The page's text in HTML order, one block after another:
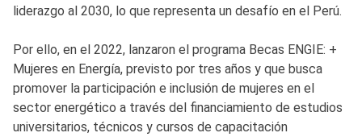
liderazgo al 2030, lo que representa un desafío en el Perú.
Por ello, en el 2022, lanzaron el programa Becas ENGIE: +
Mujeres en Energía, previsto por tres años y que busca
promover la participación e inclusión de mujeres en el
sector energético a través del financiamiento de estudios
universitarios, técnicos y cursos de capacitación